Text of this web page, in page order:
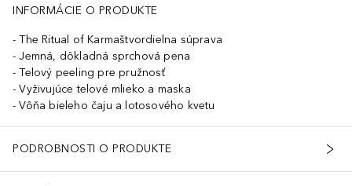
INFORMÁCIE O PRODUKTE
The Ritual of Karmaštvordielna súprava
Jemná, dôkladná sprchová pena
Telový peeling pre pružnosť
Vyživujúce telové mlieko a maska
Vôňa bieleho čaju a lotosového kvetu
PODROBNOSTI O PRODUKTE